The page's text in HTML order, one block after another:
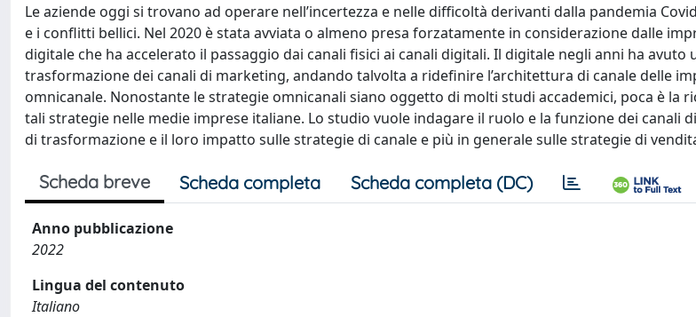
Le aziende oggi si trovano ad operare nell’incertezza e nelle difficoltà derivanti dalla pandemia
e i conflitti bellici. Nel 2020 è stata avviata o almeno presa forzatamente in considerazione dalle
digitale che ha accelerato il passaggio dai canali fisici ai canali digitali. Il digitale negli anni ha
trasformazione dei canali di marketing, andando talvolta a ridefinire l’architettura di canale delle
omnicanale. Nonostante le strategie omnicanali siano oggetto di molti studi accademici, poca è la
tali strategie nelle medie imprese italiane. Lo studio vuole indagare il ruolo e la funzione dei canali
di trasformazione e il loro impatto sulle strategie di canale e più in generale sulle strategie di
Scheda breve Scheda completa Scheda completa (DC)
Anno pubblicazione
2022
Lingua del contenuto
Italiano